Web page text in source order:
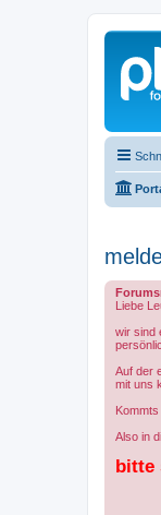
Liebe
wir sind
Auf der
mit uns
Also in
bitte